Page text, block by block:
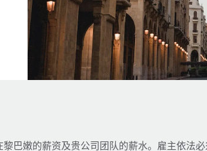
巴嫩的薪资及贵公司团队的薪水。雇主依法